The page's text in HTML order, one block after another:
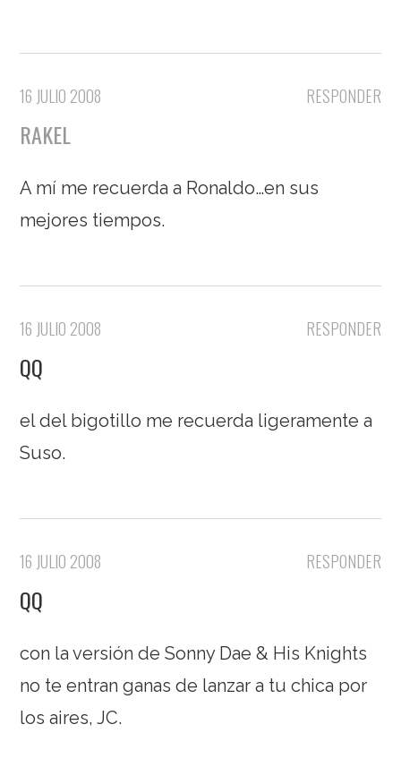
RESPONDER
16 JULIO 2008
RAKEL
A mí me recuerda a Ronaldo…en sus
mejores tiempos.
RESPONDER
16 JULIO 2008
QQ
el del bigotillo me recuerda ligeramente a
Suso.
RESPONDER
16 JULIO 2008
QQ
con la versión de Sonny Dae & His Knights
no te entran ganas de lanzar a tu chica por
los aires, JC.